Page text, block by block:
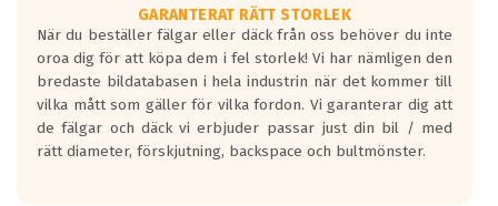
rullmotståndets ljud överträffa
motorljudet.
På däckmärkningen kommer det finnas
en symbol av ett däck med vågar. Hög
bullernivå markeras med svarta vågor
medans de vita vågorna påvisar om det är
ett tyst däck.
GARANTERAT RÄTT STORLEK
När du beställer fälgar eller däck från oss behöver du inte
oroa dig för att köpa dem i fel storlek! Vi har nämligen den
bredaste bildatabasen i hela industrin när det kommer till
vilka mått som gäller för vilka fordon. Vi garanterar dig att
de fälgar och däck vi erbjuder passar just din bil / med
rätt diameter, förskjutning, backspace och bultmönster.